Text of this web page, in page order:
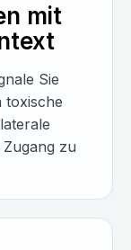
mit
Sie
toxische
zu